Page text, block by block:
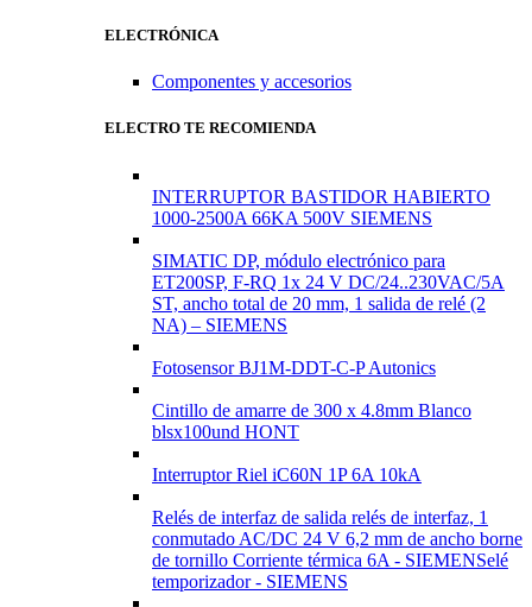
ELECTRÓNICA
Componentes y accesorios
ELECTRO TE RECOMIENDA
INTERRUPTOR BASTIDOR HABIERTO
1000-2500A 66KA 500V SIEMENS
SIMATIC DP, módulo electrónico para
ET200SP, F-RQ 1x 24 V DC/24..230VAC/5A
ST, ancho total de 20 mm, 1 salida de relé (2
NA) – SIEMENS
Fotosensor BJ1M-DDT-C-P Autonics
Cintillo de amarre de 300 x 4.8mm Blanco
blsx100und HONT
Interruptor Riel iC60N 1P 6A 10kA
Relés de interfaz de salida relés de interfaz, 1
conmutado AC/DC 24 V 6,2 mm de ancho borne
de tornillo Corriente térmica 6A - SIEMENSelé
temporizador - SIEMENS